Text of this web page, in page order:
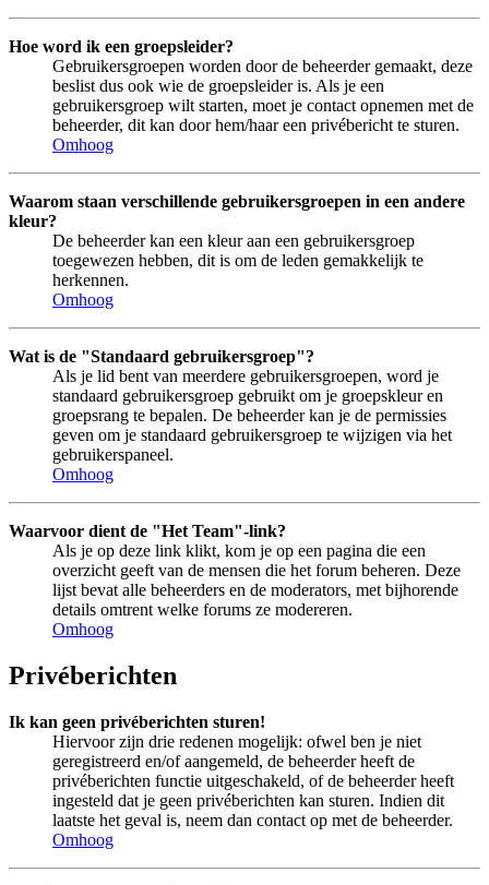
Hoe word ik een groepsleider?
Gebruikersgroepen worden door de beheerder gemaakt, deze
beslist dus ook wie de groepsleider is. Als je een
gebruikersgroep wilt starten, moet je contact opnemen met de
beheerder, dit kan door hem/haar een privébericht te sturen.
Omhoog
Waarom staan verschillende gebruikersgroepen in een andere
kleur?
De beheerder kan een kleur aan een gebruikersgroep
toegewezen hebben, dit is om de leden gemakkelijk te
herkennen.
Omhoog
Wat is de "Standaard gebruikersgroep"?
Als je lid bent van meerdere gebruikersgroepen, word je
standaard gebruikersgroep gebruikt om je groepskleur en
groepsrang te bepalen. De beheerder kan je de permissies
geven om je standaard gebruikersgroep te wijzigen via het
gebruikerspaneel.
Omhoog
Waarvoor dient de "Het Team"-link?
Als je op deze link klikt, kom je op een pagina die een
overzicht geeft van de mensen die het forum beheren. Deze
lijst bevat alle beheerders en de moderators, met bijhorende
details omtrent welke forums ze modereren.
Omhoog
Privéberichten
Ik kan geen privéberichten sturen!
Hiervoor zijn drie redenen mogelijk: ofwel ben je niet
geregistreerd en/of aangemeld, de beheerder heeft de
privéberichten functie uitgeschakeld, of de beheerder heeft
ingesteld dat je geen privéberichten kan sturen. Indien dit
laatste het geval is, neem dan contact op met de beheerder.
Omhoog